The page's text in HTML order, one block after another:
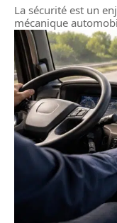
La sécurité est un
mécanique